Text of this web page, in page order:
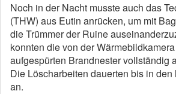
Noch in der Nacht musste auch das
(THW) aus Eutin anrücken, um mit
die Trümmer der Ruine
konnten die von der
aufgespürten Brandnester vollständig
Die Löscharbeiten dauerten bis in den
an.